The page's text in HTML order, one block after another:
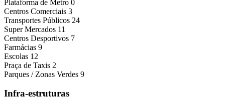
Plataforma de Metro 0
Centros Comerciais 3
Transportes Públicos 24
Super Mercados 11
Centros Desportivos 7
Farmácias 9
Escolas 12
Praça de Taxis 2
Parques / Zonas Verdes 9
Infra-estruturas